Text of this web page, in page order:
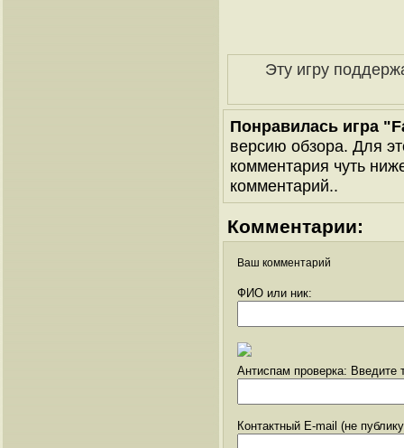
Эту игру
Понравилась игра
версию обзора. Для
комментария чуть
комментарий..
Комментарии:
Ваш комментарий
ФИО или ник:
Антиспам проверка: Введите
Контактный E-mail (не